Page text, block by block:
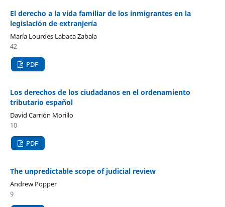
El derecho a la vida familiar de los inmigrantes en la
legislación de extranjería
María Lourdes Labaca Zabala
42
PDF
Los derechos de los ciudadanos en el ordenamiento
tributario español
David Carrión Morillo
10
PDF
The unpredictable scope of judicial review
Andrew Popper
9